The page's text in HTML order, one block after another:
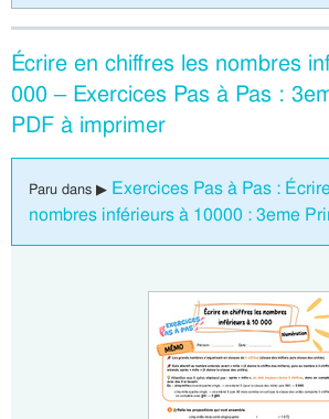
Écrire en chiffres les nombres
000 – Exercices Pas à Pas :
PDF à imprimer
Paru dans ▶ Exercices Pas à Pas :
nombres inférieurs à 10000 : 3eme